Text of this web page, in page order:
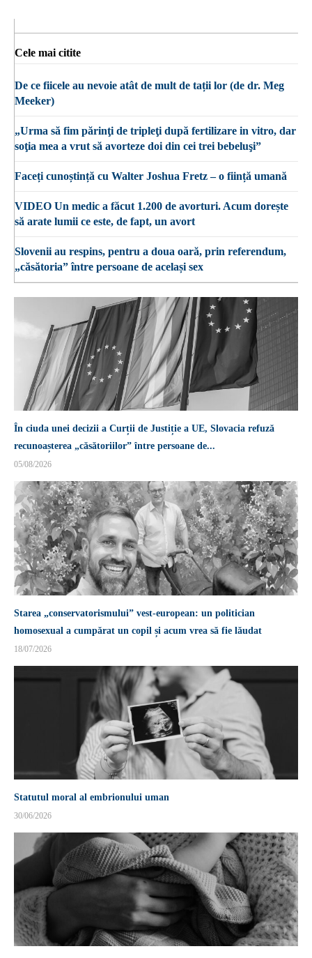
În ciuda unei decizii a Curții de Justiție a UE, Slovacia refuză
recunoașterea „căsătoriilor” între persoane de...
05/08/2026
Starea „conservatorismului” vest-european: un politician
homosexual a cumpărat un copil și acum vrea să fie lăudat
18/07/2026
Statutul moral al embrionului uman
30/06/2026
Cele mai citite
De ce fiicele au nevoie atât de mult de tații lor (de dr. Meg
Meeker)
„Urma să fim părinţi de tripleţi după fertilizare in vitro, dar
soţia mea a vrut să avorteze doi din cei trei bebeluşi”
Faceți cunoștință cu Walter Joshua Fretz – o ființă umană
VIDEO Un medic a făcut 1.200 de avorturi. Acum dorește
să arate lumii ce este, de fapt, un avort
Slovenii au respins, pentru a doua oară, prin referendum,
„căsătoria” între persoane de același sex